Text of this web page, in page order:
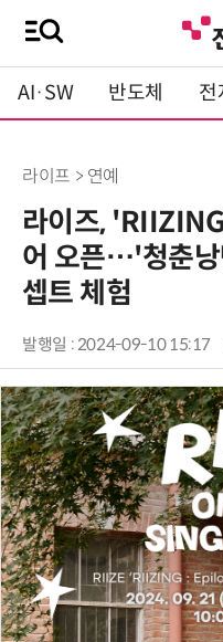
AI·SW 반도체 전
라이프 > 연예
라이즈,
어 오픈…'청춘낭
셉트 체험
발행일 : 2024-09-10 15:17